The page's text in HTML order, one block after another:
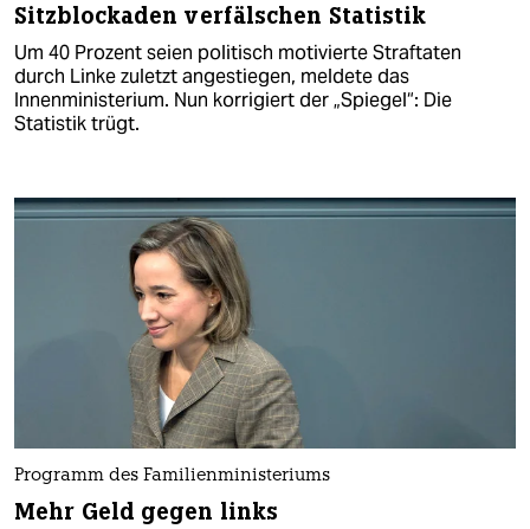
Sitzblockaden verfälschen Statistik
Um 40 Prozent seien politisch motivierte Straftaten
durch Linke zuletzt angestiegen, meldete das
Innenministerium. Nun korrigiert der „Spiegel“: Die
Statistik trügt.
Programm des Familienministeriums
Mehr Geld gegen links